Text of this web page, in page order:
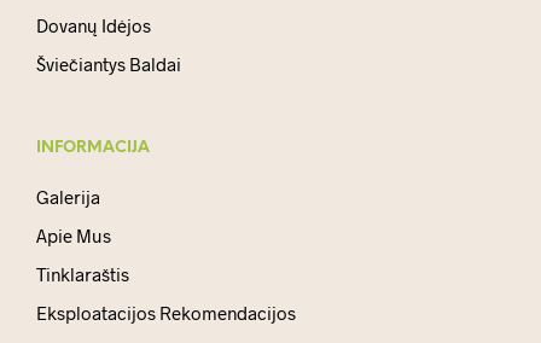
Dovanų Idėjos
Šviečiantys Baldai
INFORMACIJA
Galerija
Apie Mus
Tinklaraštis
Eksploatacijos Rekomendacijos